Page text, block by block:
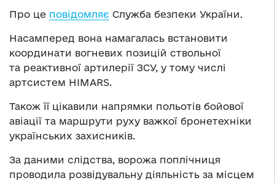
Про це повідомляє Служба безпеки України.
Насамперед вона намагалась встановити
координати вогневих позицій ствольної
та реактивної артилерії ЗСУ, у тому числі
артсистем HIMARS.
Також її цікавили напрямки польотів бойової
авіації та маршрути руху важкої бронетехніки
українських захисників.
За даними слідства, ворожа поплічниця
проводила розвідувальну діяльність за місцем